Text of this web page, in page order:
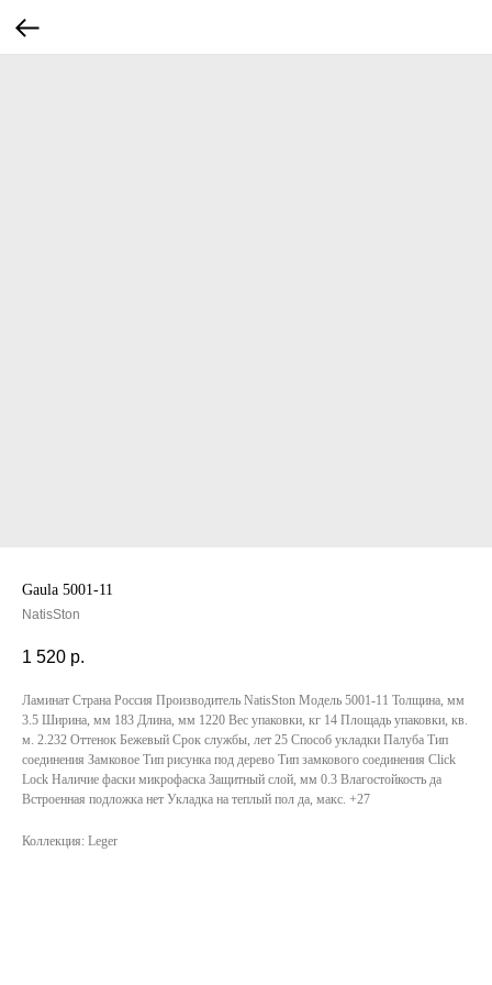
Gaula 5001-11
NatisSton
1 520 р.
Ламинат Страна Россия Производитель NatisSton Модель 5001-11 Толщина, мм
3.5 Ширина, мм 183 Длина, мм 1220 Вес упаковки, кг 14 Площадь упаковки, кв.
м. 2.232 Оттенок Бежевый Срок службы, лет 25 Способ укладки Палуба Тип
соединения Замковое Тип рисунка под дерево Тип замкового соединения Click
Lock Наличие фаски микрофаска Защитный слой, мм 0.3 Влагостойкость да
Встроенная подложка нет Укладка на теплый пол да, макс. +27
Коллекция: Leger